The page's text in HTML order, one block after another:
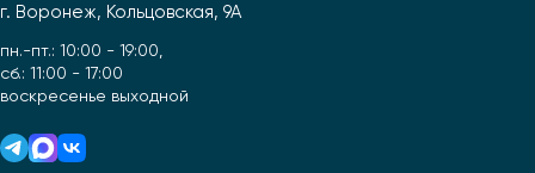
г. Воронеж, Кольцовская, 9А
пн.-пт.: 10:00 - 19:00,
сб.: 11:00 - 17:00
воскресенье выходной